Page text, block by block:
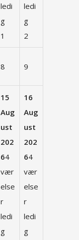
ledi
g
1
ledi
g
2
8 9
15
Aug
ust
202
64
vær
else
r
ledi
g
16
Aug
ust
202
64
vær
else
r
ledi
g